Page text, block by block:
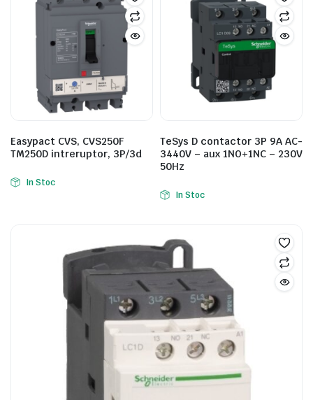
Easypact CVS, CVS250F
TM250D intreruptor, 3P/3d
In Stoc
TeSys D contactor 3P 9A AC-
3440V – aux 1NO+1NC – 230V
50Hz
In Stoc